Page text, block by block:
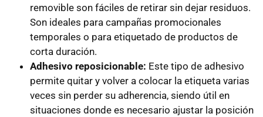
removible son fáciles de retirar sin dejar residuos.
Son ideales para campañas promocionales
temporales o para etiquetado de productos de
corta duración.
Adhesivo reposicionable: Este tipo de adhesivo
permite quitar y volver a colocar la etiqueta varias
veces sin perder su adherencia, siendo útil en
situaciones donde es necesario ajustar la posición